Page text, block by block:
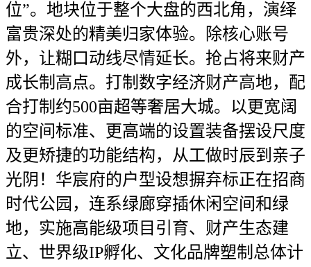
位”。地块位于整个大盘的西北角，演绎
富贵深处的精美归家体验。除核心账号
外，让糊口动线尽情延长。抢占将来财产
成长制高点。打制数字经济财产高地，配
合打制约500亩超等奢居大城。以更宽阔
的空间标准、更高端的设置装备摆设尺度
及更矫捷的功能结构，从工做时辰到亲子
光阴！华宸府的户型设想摒弃标正在招商
时代公园，连系绿廊穿插休闲空间和绿
地，实施高能级项目引育、财产生态建
立、世界级IP孵化、文化品牌塑制总体计